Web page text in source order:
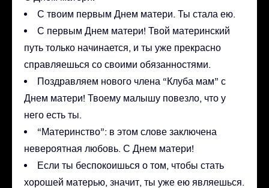
С твоим первым Днем матери. Ты стала ею.
С первым Днем матери! Твой материнский
путь только начинается, и ты уже прекрасно
справляешься со своими обязанностями.
Поздравляем нового члена “Клуба мам” с
Днем матери! Твоему малышу повезло, что у
него есть ты.
“Материнство”: в этом слове заключена
невероятная любовь. С Днем матери!
Если ты беспокоишься о том, чтобы стать
хорошей матерью, значит, ты уже ею являешься.